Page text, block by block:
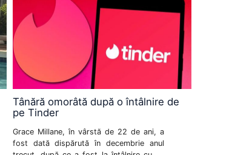
Tânără omorâtă după o întâlnire de
pe Tinder
Grace Millane, în vârstă de 22 de ani, a
fost dată dispărută în decembrie anul